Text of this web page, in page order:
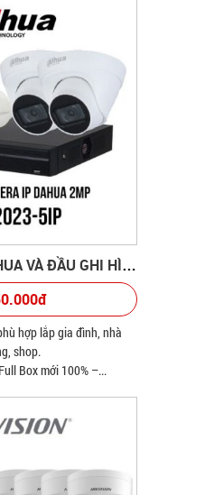
BỘ 5 CAMERA DAHUA VÀ ĐẦU GHI HÌNH
hợp lắp gia đình, nhà
shop.
Box mới 100% –...